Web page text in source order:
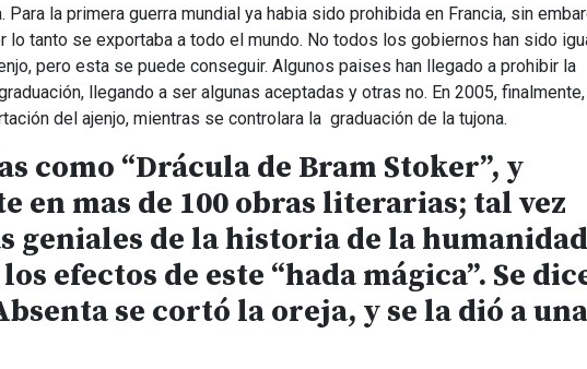
la primera guerra mundial ya habia sido prohibida en Francia, sin
lo tanto se exportaba a todo el mundo. No todos los gobiernos han sido
pero esta se puede conseguir. Algunos paises han llegado a prohibir la
llegando a ser algunas aceptadas y otras no. En 2005,
del ajenjo, mientras se controlara la graduación de la tujona.
como “Drácula de Bram Stoker”, y
en mas de 100 obras literarias; tal vez
geniales de la historia de la humanidad
efectos de este “hada mágica”. Se
se cortó la oreja, y se la dió a una